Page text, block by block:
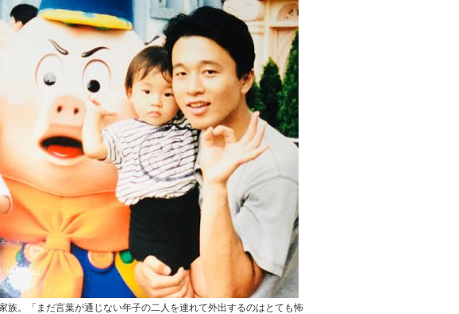
族。「まだ言葉が通じない年子の二人を連れて外出するのはとても怖